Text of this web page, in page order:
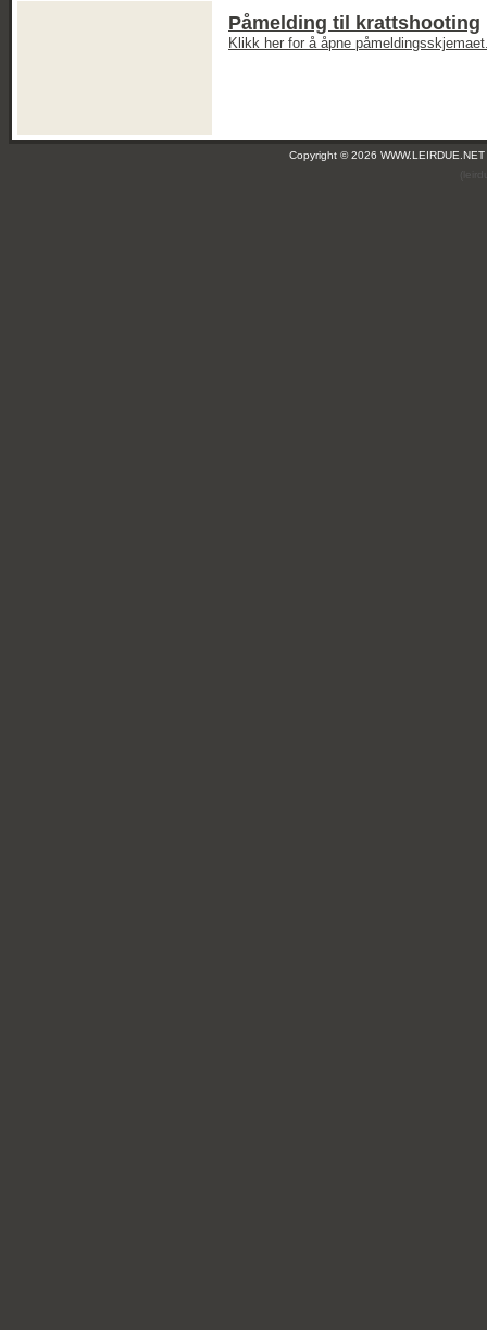
Påmelding til krattshooting
Klikk her for å åpne
Copyright © 2026